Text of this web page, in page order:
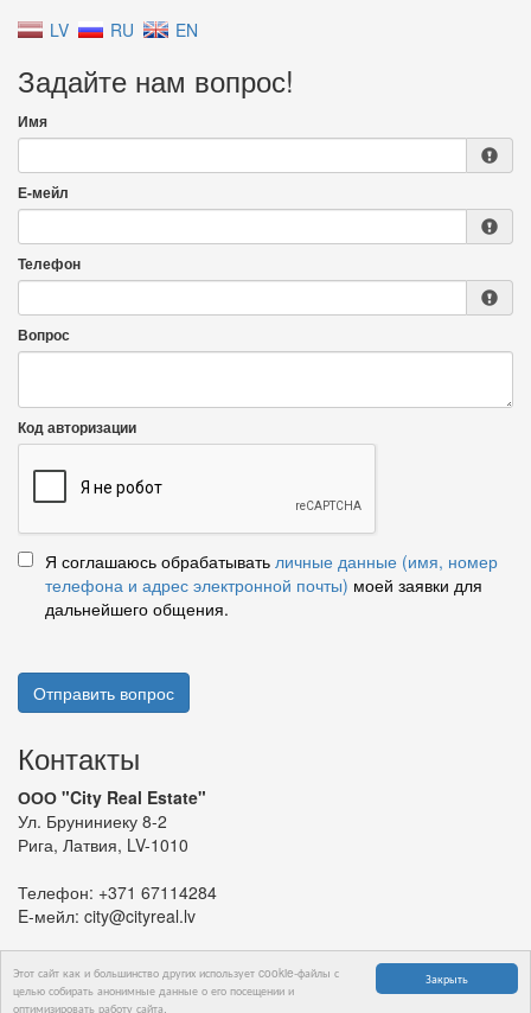
Закрыть
Этот сайт как и большинство других использует cookie-файлы с
целью собирать анонимные данные о его посещении и
оптимизировать работу сайта.
LV RU EN
Задайте нам вопрос!
Имя
Е-мейл
Телефон
Вопрос
Код авторизации
Я соглашаюсь обрабатывать личные данные (имя, номер
телефона и адрес электронной почты) моей заявки для
дальнейшего общения.
Отправить вопрос
Контакты
ООО "City Real Estate"
Ул. Бруниниеку 8-2
Рига, Латвия, LV-1010
Телефон: +371 67114284
E-мейл: city@cityreal.lv